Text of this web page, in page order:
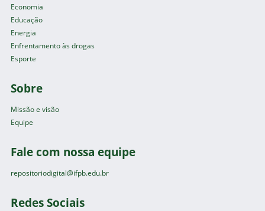
Economia
Educação
Energia
Enfrentamento às drogas
Esporte
Sobre
Missão e visão
Equipe
Fale com nossa equipe
repositoriodigital@ifpb.edu.br
Redes Sociais